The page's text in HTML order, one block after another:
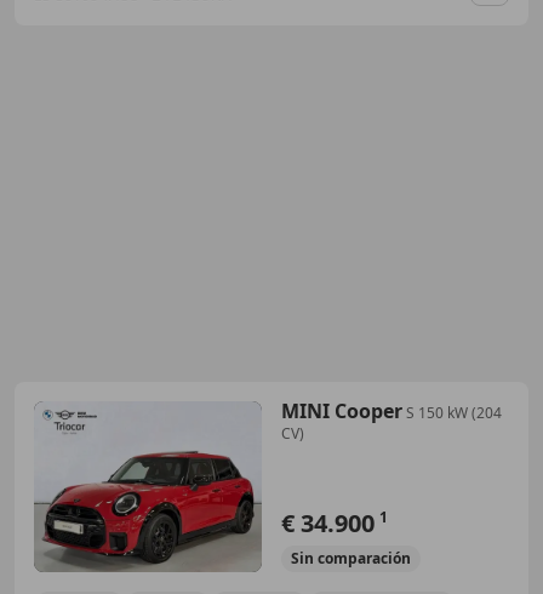
MINI CooperS 150 kW (204
CV)
€ 34.900 1
Sin comparación